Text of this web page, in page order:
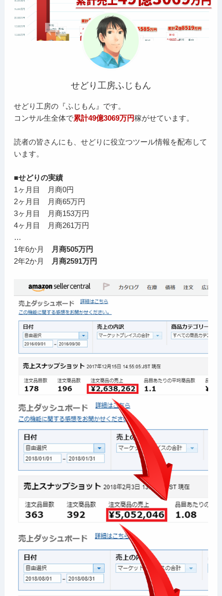
せどり工房ふじもん
せどり工房の『ふじもん』です。
コンサル生全体で累計49億3069万円稼がせています。
読者の皆さんにも、せどりに役立つツール情報を配布して
います。
■せどりの実績
1ヶ月目 月商0円
2ヶ月目 月商65万円
3ヶ月目 月商153万円
4ヶ月目 月商261万円
…
1年6か月
月商505万円
2年2か月
月商2591万円